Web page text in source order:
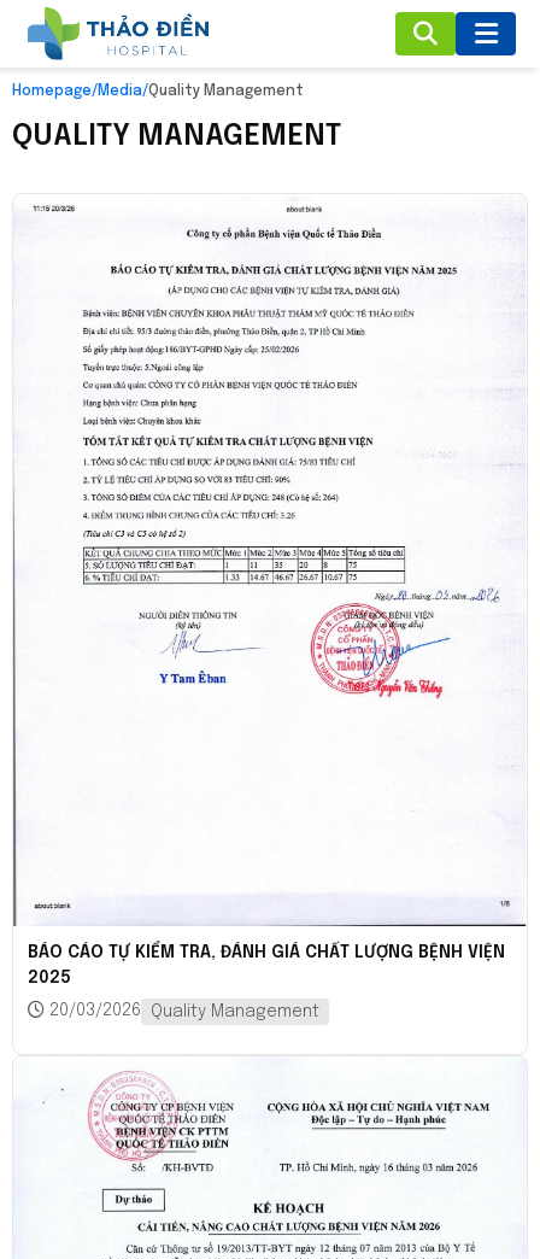
Homepage/Media/Quality Management
QUALITY MANAGEMENT
BÁO CÁO TỰ KIỂM TRA, ĐÁNH GIÁ CHẤT LƯỢNG BỆNH VIỆN
2025
20/03/2026
Quality Management